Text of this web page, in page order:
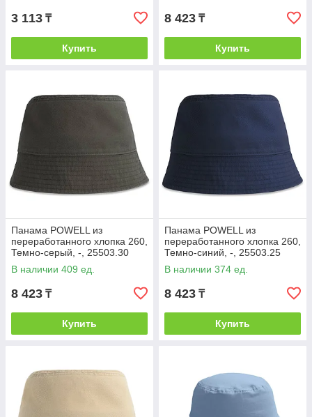
3 113 ₸
Купить
8 423 ₸
Купить
Панама POWELL из
переработанного хлопка 260,
Темно-серый, -, 25503.30
В наличии 409 ед.
8 423 ₸
Купить
Панама POWELL из
переработанного хлопка 260,
Темно-синий, -, 25503.25
В наличии 374 ед.
8 423 ₸
Купить